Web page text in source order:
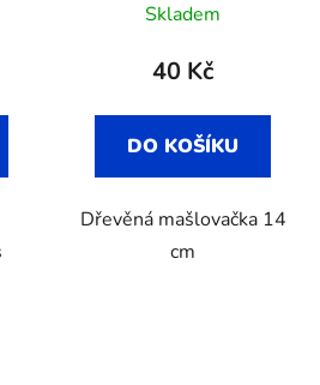
Skladem
40 Kč
DO KOŠÍKU
Dřevěná mašlovačka 14
cm